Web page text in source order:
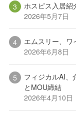
ホスピス入居
2026年5月7日
エムスリー、
2026年6月8日
フィジカルAI
とMOU締結
2026年4月10日